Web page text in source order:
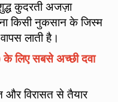
कुदरती अजज़ा
किसी नुकसान के जिस्म
लाती है।
लिए सबसे अच्छी दवा
और विरासत से तैयार